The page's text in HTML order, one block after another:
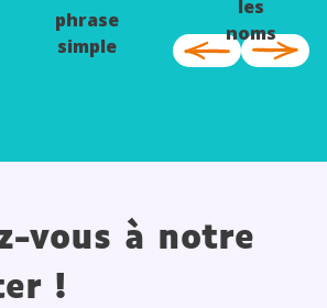
phrase
simple
les
noms
vous à notre
!